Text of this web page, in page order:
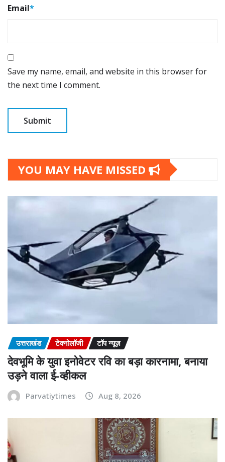
Email*
Save my name, email, and website in this browser for
the next time I comment.
YOU MAY HAVE MISSED
उत्तराखंड टेक्नोलॉजी टॉप न्यूज़
देवभूमि के युवा इनोवेटर रवि का बड़ा कारनामा, बनाया
उड़ने वाला ई-व्हीकल
Parvatiytimes Aug 8, 2026